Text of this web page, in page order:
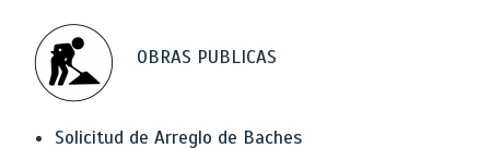
OBRAS PUBLICAS
Solicitud de Arreglo de Baches